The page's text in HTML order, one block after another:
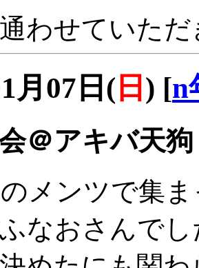
わせていた
月07日( 日 ) [n
＠アキバ天狗
メンツで集
なおさんで